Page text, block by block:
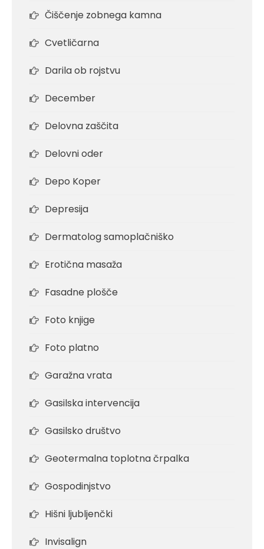
Čiščenje zobnega kamna
Cvetličarna
Darila ob rojstvu
December
Delovna zaščita
Delovni oder
Depo Koper
Depresija
Dermatolog samoplačniško
Erotična masaža
Fasadne plošče
Foto knjige
Foto platno
Garažna vrata
Gasilska intervencija
Gasilsko društvo
Geotermalna toplotna črpalka
Gospodinjstvo
Hišni ljubljenčki
Invisalign